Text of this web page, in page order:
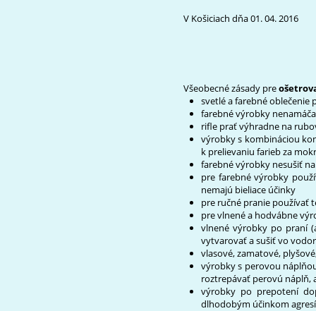
V Košiciach dňa 01. 04. 2016
Všeobecné zásady pre
svetlé a farebné oblečenie
farebné výrobky
rifle prať výhradne na
výrobky s kombináciou
k prelievaniu farieb za
farebné výrobky nesušiť
pre farebné výrobky
nemajú bieliace účinky
pre ručné pranie používať
pre vlnené a hodvábne
vlnené výrobky po praní
vytvarovať a sušiť vo
vlasové, zamatové,
výrobky s perovou
roztrepávať perovú náplň,
výrobky po prepotení
dlhodobým účinkom